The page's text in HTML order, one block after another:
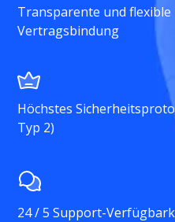
Transparente und
Vertragsbindung
Höchstes
Typ 2)
24 / 5 Support-